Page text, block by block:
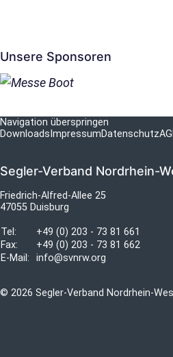
Unsere Sponsoren
Navigation überspringen
Downloads ImpressumDatenschutz
Segler-Verband Nordrhein-
Friedrich-Alfred-Allee 25
47055 Duisburg
Tel:
+49 (0) 203 - 73 81 661
Fax:
+49 (0) 203 - 73 81 662
E-Mail:
info@svnrw.org
© 2026 Segler-Verband Nordrhein-